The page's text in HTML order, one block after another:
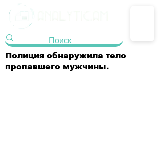
Полиция обнаружила тело
пропавшего мужчины.